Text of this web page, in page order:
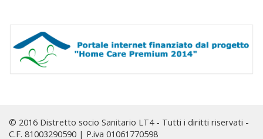
© 2016 Distretto socio Sanitario LT4 - Tutti i diritti riservati -
C.F. 81003290590 | P.iva 01061770598